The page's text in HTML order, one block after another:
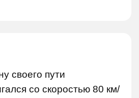
своего пути
со скоростью 80 км/